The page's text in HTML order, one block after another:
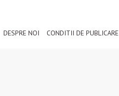
DESPRE NOI CONDITII DE PUBLICARE